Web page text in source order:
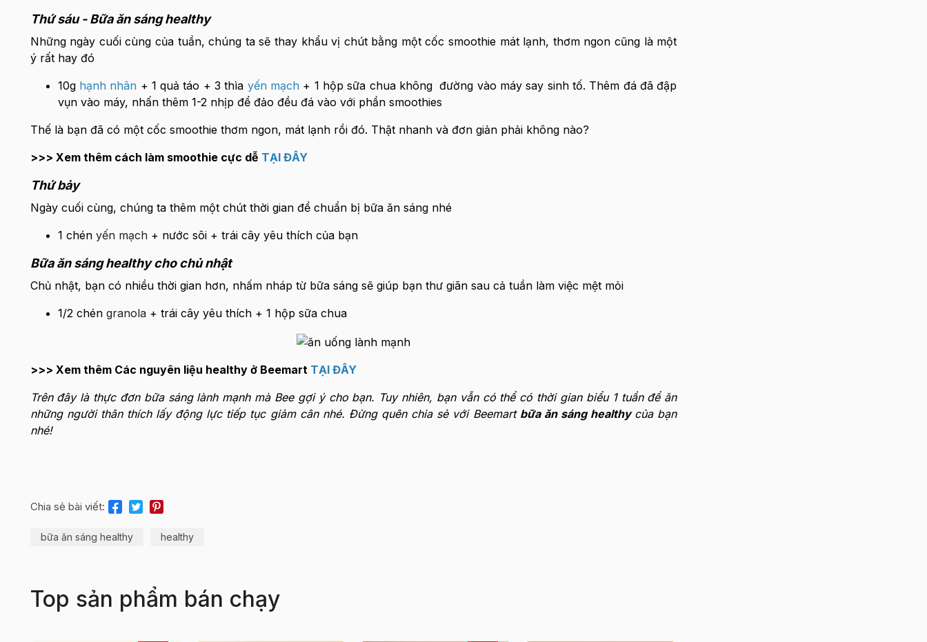
Thứ sáu - Bữa ăn sáng healthy
Những ngày cuối cùng của tuần, chúng ta sẽ thay khẩu vị chút bằng một cốc smoothie mát lạnh, thơm ngon cũng là một
ý rất hay đó
10g hạnh nhân + 1 quả táo + 3 thìa yến mạch + 1 hộp sữa chua không đường vào máy say sinh tố. Thêm đá đã đập
vụn vào máy, nhấn thêm 1-2 nhịp để đảo đều đá vào với phần smoothies
Thế là bạn đã có một cốc smoothie thơm ngon, mát lạnh rồi đó. Thật nhanh và đơn giản phải không nào?
>>> Xem thêm cách làm smoothie cực dễ TẠI ĐÂY
Thứ bảy
Ngày cuối cùng, chúng ta thêm một chút thời gian để chuẩn bị bữa ăn sáng nhé
1 chén yến mạch+ nước sôi + trái cây yêu thích của bạn
Bữa ăn sáng healthy cho chủ nhật
Chủ nhật, bạn có nhiều thời gian hơn, nhấm nháp từ bữa sáng sẽ giúp bạn thư giãn sau cả tuần làm việc mệt mỏi
1/2 chén granola+ trái cây yêu thích + 1 hộp sữa chua
>>> Xem thêm Các nguyên liệu healthy ở Beemart TẠI ĐÂY
Trên đây là thực đơn bữa sáng lành mạnh mà Bee gợi ý cho bạn. Tuy nhiên, bạn vẫn có thể có thời gian biểu 1 tuần để ăn
những người thân thích lấy động lực tiếp tục giảm cân nhé. Đừng quên chia sẻ với Beemart bữa ăn sáng healthy của bạn
nhé!
Chia sẻ bài viết:
bữa ăn sáng healthy healthy
Top sản phẩm bán chạy